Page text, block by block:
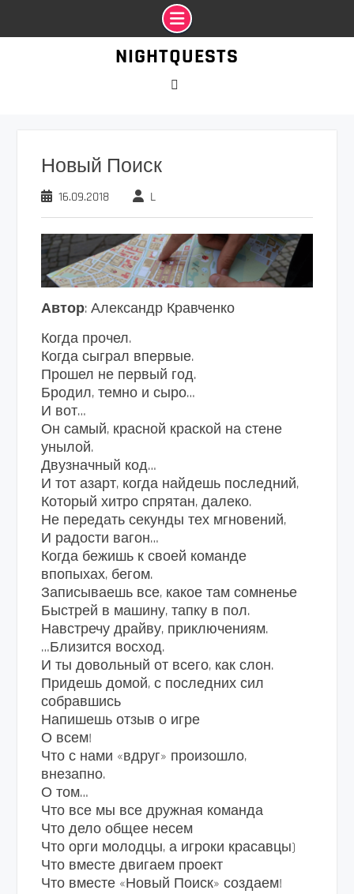
NIGHTQUESTS
Новый Поиск
16.09.2018 L
Автор: Александр Кравченко
Когда прочел.
Когда сыграл впервые.
Прошел не первый год.
Бродил, темно и сыро…
И вот…
Он самый, красной краской на стене
унылой.
Двузначный код…
И тот азарт, когда найдешь последний,
Который хитро спрятан, далеко.
Не передать секунды тех мгновений,
И радости вагон…
Когда бежишь к своей команде
впопыхах, бегом.
Записываешь все, какое там сомненье
Быстрей в машину, тапку в пол.
Навстречу драйву, приключениям.
…Близится восход.
И ты довольный от всего, как слон.
Придешь домой, с последних сил
собравшись
Напишешь отзыв о игре
О всем!
Что с нами «вдруг» произошло,
внезапно.
О том…
Что все мы все дружная команда
Что дело общее несем
Что орги молодцы, а игроки красавцы)
Что вместе двигаем проект
Что вместе «Новый Поиск» создаем!